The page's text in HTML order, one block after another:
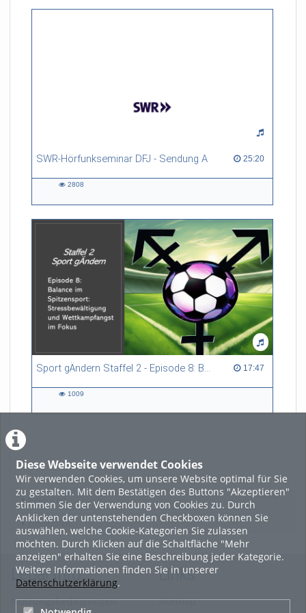
Diese Webseite verwendet Cookies
Wir verwenden Cookies, um unsere Website optimal für Sie
zu gestalten. Mit dem Bestätigen des Buttons "Akzeptieren"
stimmen Sie der Verwendung von Cookies zu. Durch
Anklicken der untenstehenden Checkboxen können Sie
auswählen, welche Cookie-Kategorien Sie zulassen
möchten. Durch Klicken auf die Schaltfläche "Mehr
anzeigen" erhalten Sie eine Beschreibung jeder Kategorie.
Weitere Informationen finden Sie in unserer
Datenschutzerklärung.
SWR-Hörfunkseminar DFJ - Sendung A 25:20
25:20 duration
2808
Sport gÄndern Staffel 2 - Episode 8: Balance im Spitzensport: Stressbewältigung und Wettkampfangst im Fokus 17:47
17:47 duration
1009
LADE MEHR
Featured
Beliebtheit
Legal Info
Nutzungsbedingungen
Links
Sitemap